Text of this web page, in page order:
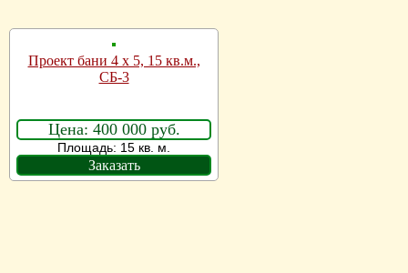
Проект бани 4 х 5, 15 кв.м.,
СБ-3
Цена: 400 000 руб.
Площадь: 15 кв. м.
Заказать